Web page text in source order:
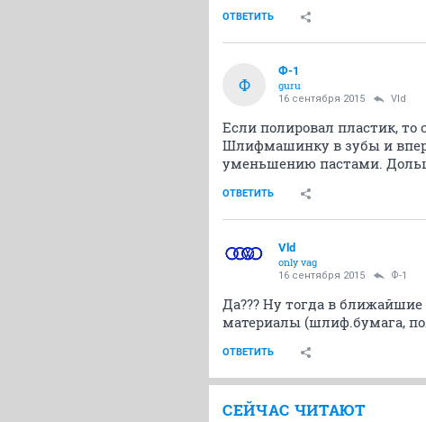
ОТВЕТИТЬ
Ф
Ф-1
guru
16 сентября 2015 Vld
Если полировал пластик, то
Шлифмашинку в зубы и
уменьшению пастами.
ОТВЕТИТЬ
Vld
only vag
16 сентября 2015 Ф-1
Да??? Ну тогда в ближайшие
материалы (шлиф.бумага,
ОТВЕТИТЬ
СЕЙЧАС ЧИТАЮТ